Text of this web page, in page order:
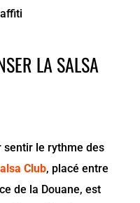
LA SALSA
sentir le rythme des
Club, placé entre
de la Douane, est